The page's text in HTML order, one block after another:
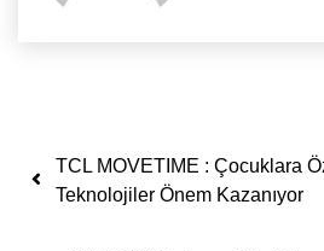
Yazı dolaşımı
TCL MOVETIME : Çocuklara
Teknolojiler Önem Kazanıyor